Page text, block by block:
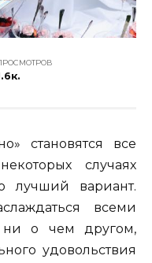
становятся все
случаях
лучший вариант.
всеми
ни о чем другом,
удовольствия